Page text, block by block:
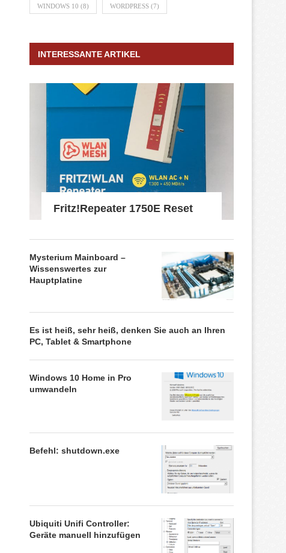
WINDOWS 10 (8) WORDPRESS (7)
INTERESSANTE ARTIKEL
Fritz!Repeater 1750E Reset
Mysterium Mainboard –
Wissenswertes zur
Hauptplatine
Es ist heiß, sehr heiß, denken Sie auch an Ihren
PC, Tablet & Smartphone
Windows 10 Home in Pro
umwandeln
Befehl: shutdown.exe
Ubiquiti Unifi Controller:
Geräte manuell hinzufügen